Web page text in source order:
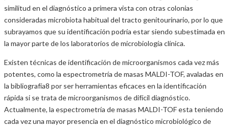
similitud en el diagnóstico a primera vista con otras colonias
consideradas microbiota habitual del tracto genitourinario, por lo que
subrayamos que su identificación podría estar siendo subestimada en
la mayor parte de los laboratorios de microbiología clínica.
Existen técnicas de identificación de microorganismos cada vez más
potentes, como la espectrometría de masas MALDI-TOF, avaladas en
la bibliografía8 por ser herramientas eficaces en la identificación
rápida si se trata de microorganismos de difícil diagnóstico.
Actualmente, la espectrometría de masas MALDI-TOF esta teniendo
cada vez una mayor presencia en el diagnóstico microbiológico de